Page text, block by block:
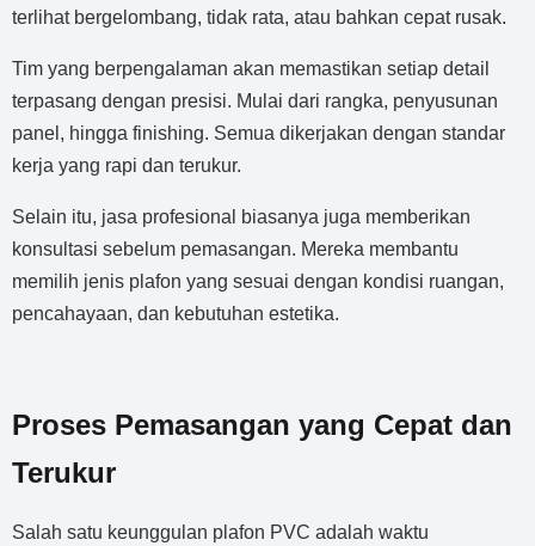
terlihat bergelombang, tidak rata, atau bahkan cepat rusak.
Tim yang berpengalaman akan memastikan setiap detail
terpasang dengan presisi. Mulai dari rangka, penyusunan
panel, hingga finishing. Semua dikerjakan dengan standar
kerja yang rapi dan terukur.
Selain itu, jasa profesional biasanya juga memberikan
konsultasi sebelum pemasangan. Mereka membantu
memilih jenis plafon yang sesuai dengan kondisi ruangan,
pencahayaan, dan kebutuhan estetika.
Proses Pemasangan yang Cepat dan
Terukur
Salah satu keunggulan plafon PVC adalah waktu